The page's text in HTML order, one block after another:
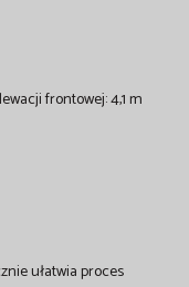
frontowej: 4,1 m
ułatwia proces